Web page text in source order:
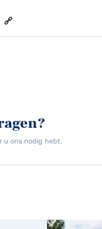
u ons nodig hebt.